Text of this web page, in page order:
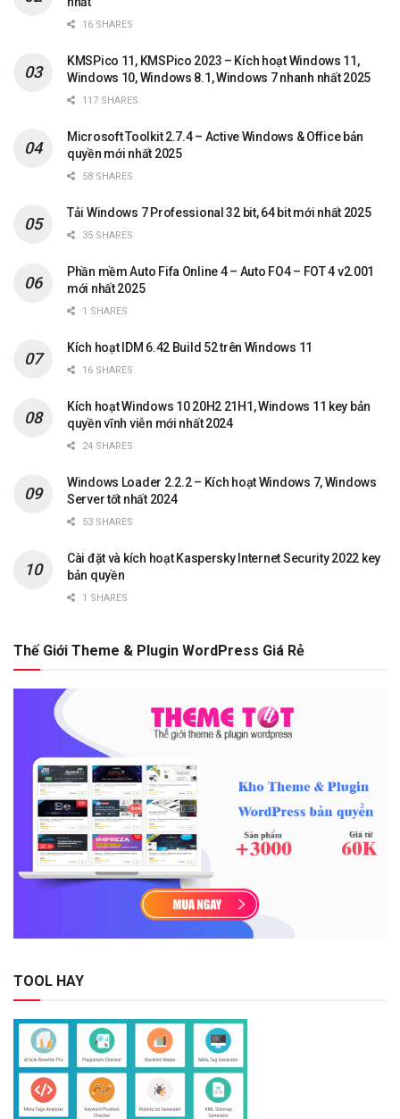
16 SHARES
KMSPico 11, KMSPico 2023 – Kích hoạt Windows 11,
Windows 10, Windows 8.1, Windows 7 nhanh nhất 2025
117 SHARES
Microsoft Toolkit 2.7.4 – Active Windows & Office bản
quyền mới nhất 2025
58 SHARES
Tải Windows 7 Professional 32 bit, 64 bit mới nhất 2025
35 SHARES
Phần mềm Auto Fifa Online 4 – Auto FO4 – FOT 4 v2.001
mới nhất 2025
1 SHARES
Kích hoạt IDM 6.42 Build 52 trên Windows 11
16 SHARES
Kích hoạt Windows 10 20H2 21H1, Windows 11 key bản
quyền vĩnh viễn mới nhất 2024
24 SHARES
Windows Loader 2.2.2 – Kích hoạt Windows 7, Windows
Server tốt nhất 2024
53 SHARES
Cài đặt và kích hoạt Kaspersky Internet Security 2022 key
bản quyền
1 SHARES
Thế Giới Theme & Plugin WordPress Giá Rẻ
TOOL HAY